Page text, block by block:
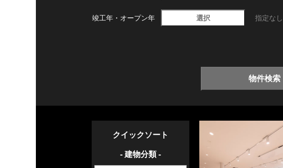
竣工年・ オープン年 選択 指定なし
物件検索
クイックソート
- 建物分類 -